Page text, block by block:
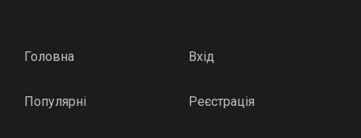
Головна
Популярні
Вхід
Реєстрація